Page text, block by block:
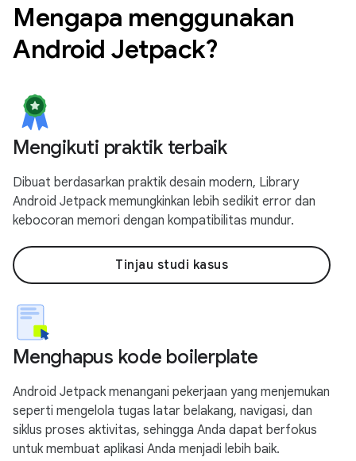
Mengapa menggunakan
Android Jetpack?
Mengikuti praktik terbaik
Dibuat berdasarkan praktik desain modern, Library
Android Jetpack memungkinkan lebih sedikit error dan
kebocoran memori dengan kompatibilitas mundur.
Tinjau studi kasus
Menghapus kode boilerplate
Android Jetpack menangani pekerjaan yang menjemukan
seperti mengelola tugas latar belakang, navigasi, dan
siklus proses aktivitas, sehingga Anda dapat berfokus
untuk membuat aplikasi Anda menjadi lebih baik.